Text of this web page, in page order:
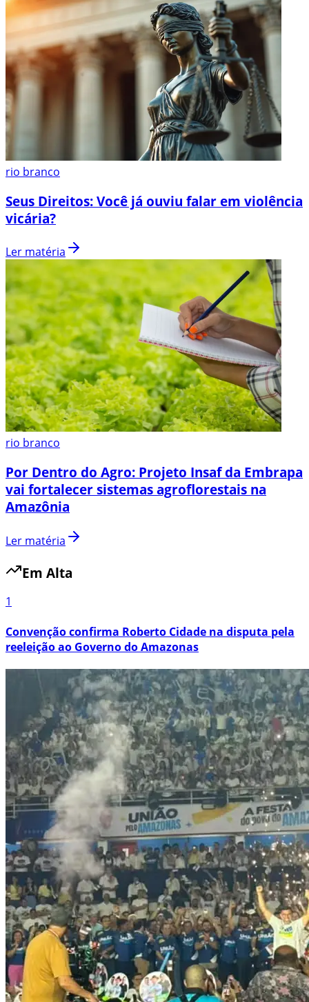
rio branco
Seus Direitos: Você já ouviu falar em violência
vicária?
Ler matéria
rio branco
Por Dentro do Agro: Projeto Insaf da Embrapa
vai fortalecer sistemas agroflorestais na
Amazônia
Ler matéria
Em Alta
1
Convenção confirma Roberto Cidade na disputa pela
reeleição ao Governo do Amazonas